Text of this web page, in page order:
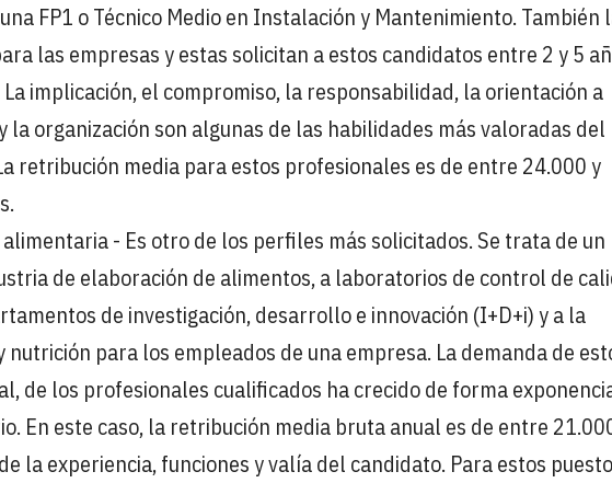
FP1 o Técnico Medio en Instalación y Mantenimiento. También
las empresas y estas solicitan a estos candidatos entre 2 y 5
implicación, el compromiso, la responsabilidad, la orientación a
organización son algunas de las habilidades más valoradas del
retribución media para estos profesionales es de entre 24.000 y
- Es otro de los perfiles más solicitados. Se trata de un
de elaboración de alimentos, a laboratorios de control de
de investigación, desarrollo e innovación (I+D+i) y a la
para los empleados de una empresa. La demanda de
de los profesionales cualificados ha crecido de forma
En este caso, la retribución media bruta anual es de entre
la experiencia, funciones y valía del candidato. Para estos